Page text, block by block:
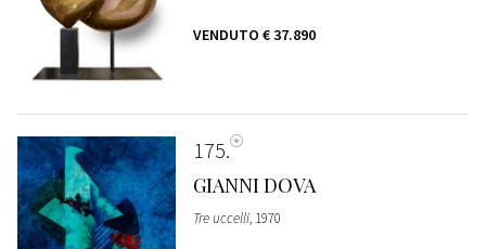
VENDUTO € 37.890
175
GIANNI DOVA
Tre uccelli, 1970